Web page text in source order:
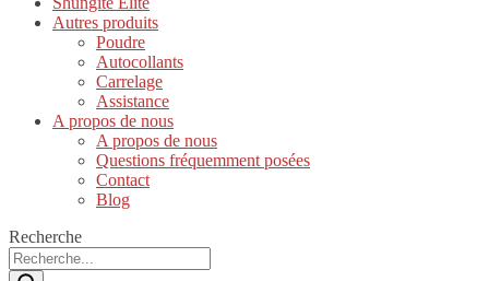
Autres produits
Poudre
Autocollants
Carrelage
Assistance
A propos de nous
A propos de nous
Questions fréquemment posées
Contact
Blog
Recherche